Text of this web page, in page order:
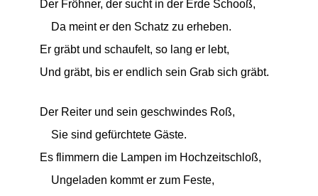
Der Fröhner, der sucht in der Erde Schooß,
Da meint er den Schatz zu erheben.
Er gräbt und schaufelt, so lang er lebt,
Und gräbt, bis er endlich sein Grab sich gräbt.
Der Reiter und sein geschwindes Roß,
Sie sind gefürchtete Gäste.
Es flimmern die Lampen im Hochzeitschloß,
Ungeladen kommt er zum Feste,